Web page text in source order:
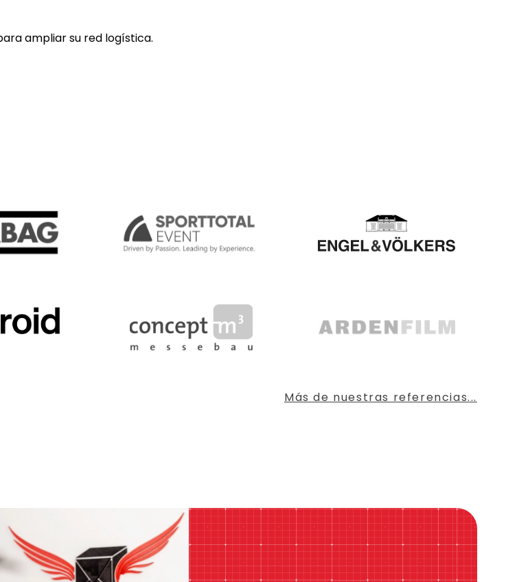
ampliar su red logística.
Más de nuestras referencias...